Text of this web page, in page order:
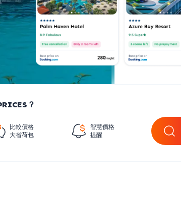
？
比較價格
大省荷包
智慧價格
提醒